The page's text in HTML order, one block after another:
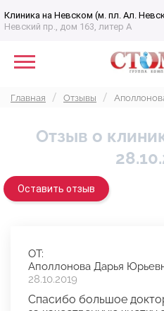
Клиника на Невском (м. пл. Ал.
Невский пр., дом 163, литер А
Главная Отзывы
Отзыв о
Оставить отзыв
ОТ:
Аполлонова Дарья
28.10.2019
Спасибо большое